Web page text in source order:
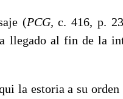
(PCG,c. 416, p.
llegado al fin de la
la estoria a su orden